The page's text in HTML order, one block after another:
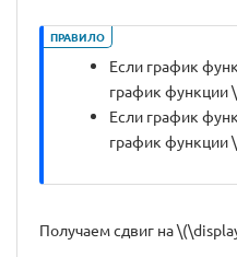
ПРАВИЛО
Если график
график функции
Если график
график функции
Получаем сдвиг на